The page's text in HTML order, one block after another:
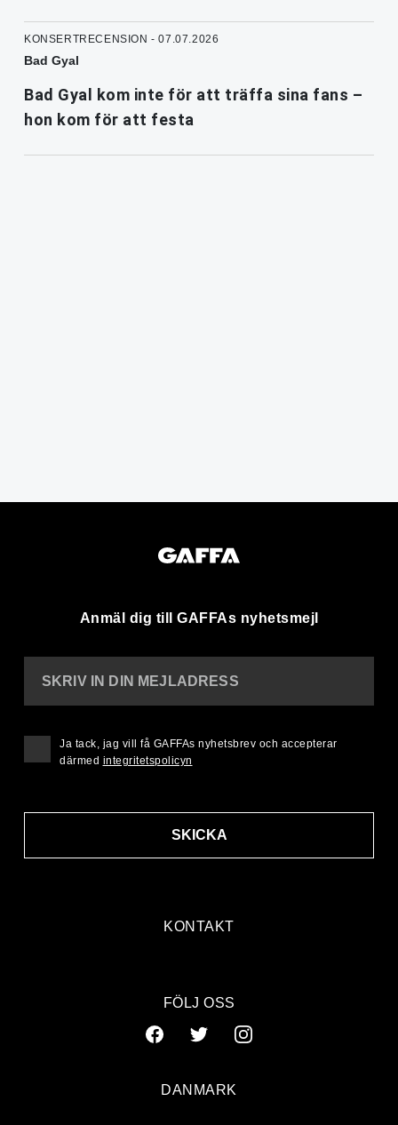
KONSERTRECENSION - 07.07.2026
Bad Gyal
Bad Gyal kom inte för att träffa sina fans –
hon kom för att festa
Anmäl dig till GAFFAs nyhetsmejl
KONTAKT
SKRIV IN DIN MEJLADRESS
SKICKA
Ja tack, jag vill få GAFFAs nyhetsbrev och accepterar
därmed integritetspolicyn
FÖLJ OSS
DANMARK